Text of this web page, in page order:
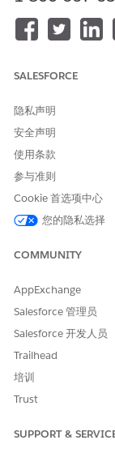
这些语言完全支持
中文（简体）：
丹麦语：da
荷兰语（荷兰）
英语（美国）：
法语（法国）：fr
德语（德国）：
意大利语：it
韩语：ko
葡萄牙语（巴西
俄语：ru
西班牙语（西班
西班牙语（墨西
瑞典语：sv
泰语：th
最终用户语言
这些语言为 Life
SALESFORCE
隐私声明
安全声明
使用条款
参与准则
Cookie 首选项中心
您的隐私选择
COMMUNITY
AppExchange
Salesforce 管理员
Salesforce 开发人员
Trailhead
培训
Trust
SUPPORT &